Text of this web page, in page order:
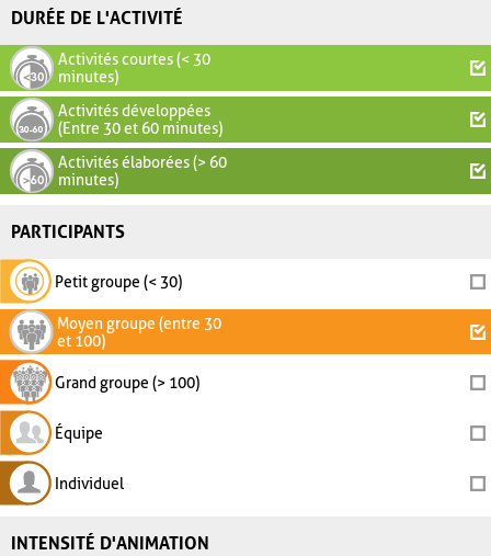
DURÉE DE L'ACTIVITÉ
Activités courtes (< 30
minutes)
Activités développées
(Entre 30 et 60 minutes)
Activités élaborées (> 60
minutes)
PARTICIPANTS
Petit groupe (< 30)
Moyen groupe (entre 30
et 100)
Grand groupe (> 100)
Équipe
Individuel
INTENSITÉ D'ANIMATION